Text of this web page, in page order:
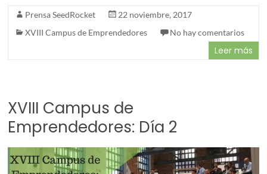
Prensa SeedRocket
22 noviembre, 2017
XVIII Campus de Emprendedores
No hay comentarios
Leer más
XVIII Campus de
Emprendedores: Día 2